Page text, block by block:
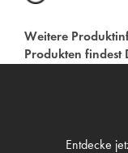
Weitere
Produkten findest
Entdecke